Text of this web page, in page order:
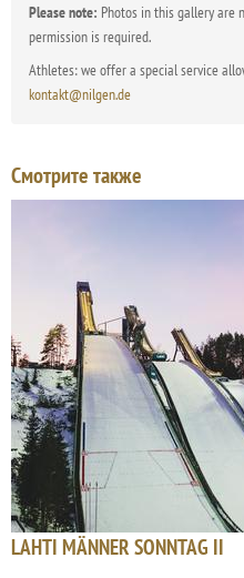
Please note: Photos in this gallery are
permission is required.
Athletes: we offer a special service
kontakt@nilgen.de
Смотрите также
LAHTI MÄNNER SONNTAG II